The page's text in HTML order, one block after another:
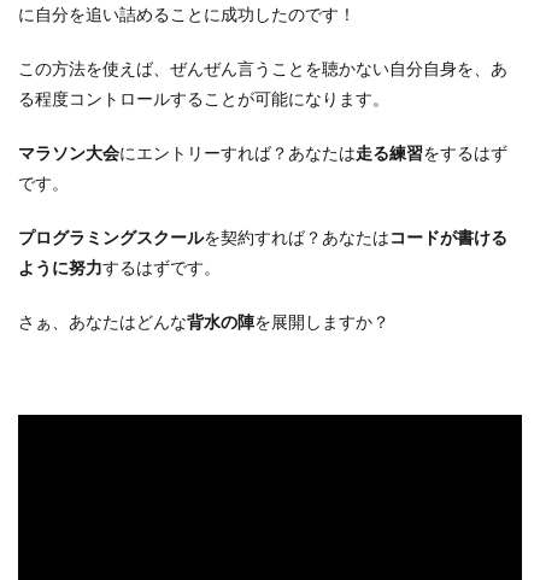
に自分を追い詰めることに成功したのです！
この方法を使えば、ぜんぜん言うことを聴かない自分自身を、あ
る程度コントロールすることが可能になります。
マラソン大会にエントリーすれば？あなたは走る練習をするはず
です。
プログラミングスクールを契約すれば？あなたはコードが書ける
ように努力するはずです。
さぁ、あなたはどんな背水の陣を展開しますか？